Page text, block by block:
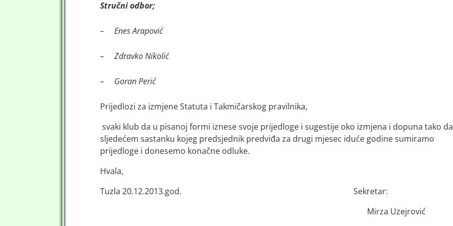
Stručni odbor;
– Enes Arapović
– Zdravko Nikolić
– Goran Perić
Prijedlozi za izmjene Statuta i Takmičarskog pravilnika,
svaki klub da u pisanoj formi iznese svoje prijedloge i sugestije oko izmjena i dopuna tako
sljedećem sastanku kojeg predsjednik predviđa za drugi mjesec iduće godine sumiramo
prijedloge i donesemo konačne odluke.
Hvala,
Tuzla 20.12.2013.god.
Sekretar:
Mirza Uzejrović